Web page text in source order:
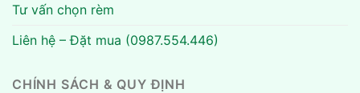
Tư vấn chọn rèm
Liên hệ – Đặt mua (0987.554.446)
CHÍNH SÁCH & QUY ĐỊNH